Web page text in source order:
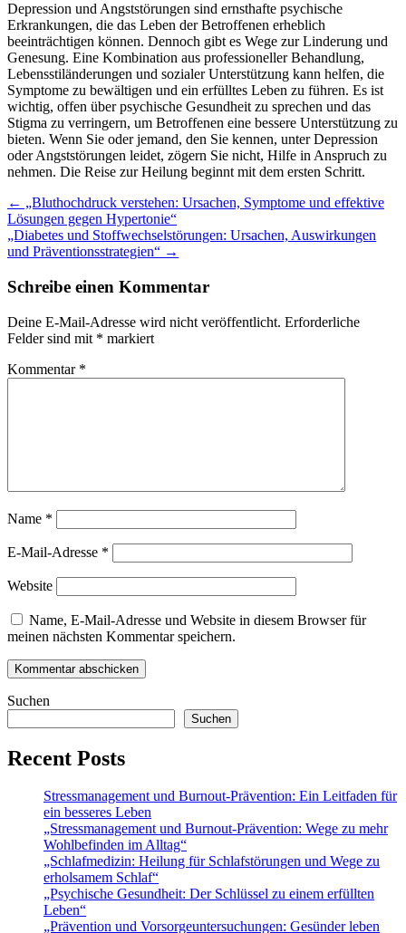
Depression und Angststörungen sind ernsthafte psychische
Erkrankungen, die das Leben der Betroffenen erheblich
beeinträchtigen können. Dennoch gibt es Wege zur Linderung und
Genesung. Eine Kombination aus professioneller Behandlung,
Lebensstiländerungen und sozialer Unterstützung kann helfen, die
Symptome zu bewältigen und ein erfülltes Leben zu führen. Es ist
wichtig, offen über psychische Gesundheit zu sprechen und das
Stigma zu verringern, um Betroffenen eine bessere Unterstützung zu
bieten. Wenn Sie oder jemand, den Sie kennen, unter Depression
oder Angststörungen leidet, zögern Sie nicht, Hilfe in Anspruch zu
nehmen. Die Reise zur Heilung beginnt mit dem ersten Schritt.
Post
navigation
← „Bluthochdruck verstehen: Ursachen, Symptome und effektive
Lösungen gegen Hypertonie“
„Diabetes und Stoffwechselstörungen: Ursachen, Auswirkungen
und Präventionsstrategien“ →
Schreibe einen Kommentar
Deine E-Mail-Adresse wird nicht veröffentlicht. Erforderliche
Felder sind mit * markiert
Kommentar *
Name *
E-Mail-Adresse *
Website
Name, E-Mail-Adresse und Website in diesem Browser für
meinen nächsten Kommentar speichern.
Suchen
Suchen
Recent Posts
Stressmanagement und Burnout-Prävention: Ein Leitfaden für
ein besseres Leben
„Stressmanagement und Burnout-Prävention: Wege zu mehr
Wohlbefinden im Alltag“
„Schlafmedizin: Heilung für Schlafstörungen und Wege zu
erholsamem Schlaf“
„Psychische Gesundheit: Der Schlüssel zu einem erfüllten
Leben“
„Prävention und Vorsorgeuntersuchungen: Gesünder leben